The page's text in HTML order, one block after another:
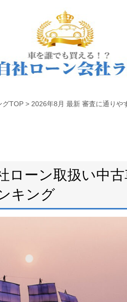
グTOP> 2026年8月 最新 審査に通りや
ローン取扱い中
キング